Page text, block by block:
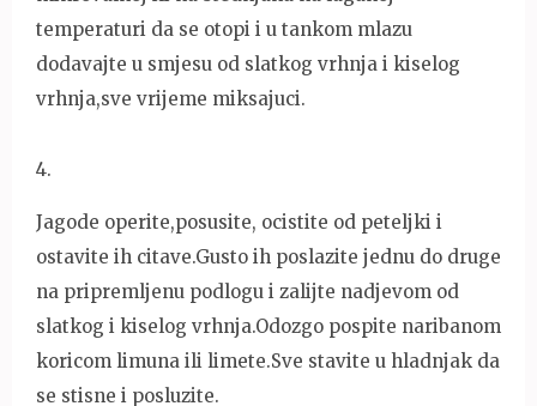
temperaturi da se otopi i u tankom mlazu
dodavajte u smjesu od slatkog vrhnja i kiselog
vrhnja,sve vrijeme miksajuci.
4.
Jagode operite,posusite, ocistite od peteljki i
ostavite ih citave.Gusto ih poslazite jednu do druge
na pripremljenu podlogu i zalijte nadjevom od
slatkog i kiselog vrhnja.Odozgo pospite naribanom
koricom limuna ili limete.Sve stavite u hladnjak da
se stisne i posluzite.